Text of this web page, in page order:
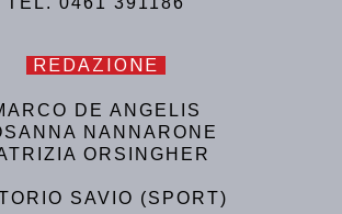
REDAZIONE
DE ANGELIS
NANNARONE
ORSINGHER
SAVIO (SPORT)